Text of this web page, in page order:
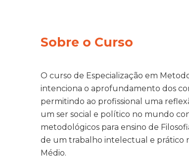
Sobre o Curso
O curso de Especialização em
intenciona o aprofundamento dos
permitindo ao profissional uma
um ser social e político no mundo
metodológicos para ensino de
de um trabalho intelectual e prático
Médio.